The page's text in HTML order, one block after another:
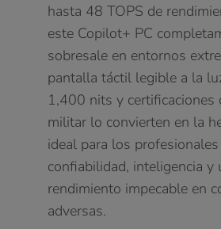
hasta 48 TOPS de
este Copilot+ PC
sobresale en entornos
pantalla táctil legible a la
1,400 nits y certificaciones
militar lo convierten en la
ideal para los
confiabilidad, inteligencia y
rendimiento impecable en
adversas.